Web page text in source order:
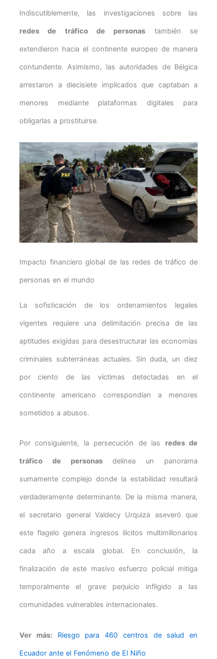
Indiscutiblemente, las investigaciones sobre las
redes de tráfico de personas también se
extendieron hacia el continente europeo de manera
contundente. Asimismo, las autoridades de Bélgica
arrestaron a diecisiete implicados que captaban a
menores mediante plataformas digitales para
obligarlas a prostituirse.
Impacto financiero global de las redes de tráfico de
personas en el mundo
La sofisticación de los ordenamientos legales
vigentes requiere una delimitación precisa de las
aptitudes exigidas para desestructurar las economías
criminales subterráneas actuales. Sin duda, un diez
por ciento de las víctimas detectadas en el
continente americano correspondían a menores
sometidos a abusos.
Por consiguiente, la persecución de las redes de
tráfico de personasdelinea un panorama
sumamente complejo donde la estabilidad resultará
verdaderamente determinante. De la misma manera,
el secretario general Valdecy Urquiza aseveró que
este flagelo genera ingresos ilícitos multimillonarios
cada año a escala global. En conclusión, la
finalización de este masivo esfuerzo policial mitiga
temporalmente el grave perjuicio infligido a las
comunidades vulnerables internacionales.
Ver más: Riesgo para 460 centros de salud en
Ecuador ante el Fenómeno de El Niño